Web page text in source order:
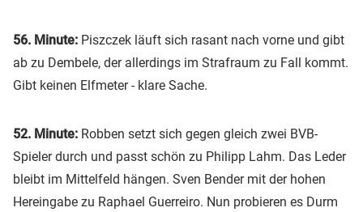
56. Minute: Piszczek läuft sich rasant nach vorne und gibt
ab zu Dembele, der allerdings im Strafraum zu Fall kommt.
Gibt keinen Elfmeter - klare Sache.
52. Minute: Robben setzt sich gegen gleich zwei BVB-
Spieler durch und passt schön zu Philipp Lahm. Das Leder
bleibt im Mittelfeld hängen. Sven Bender mit der hohen
Hereingabe zu Raphael Guerreiro. Nun probieren es Durm